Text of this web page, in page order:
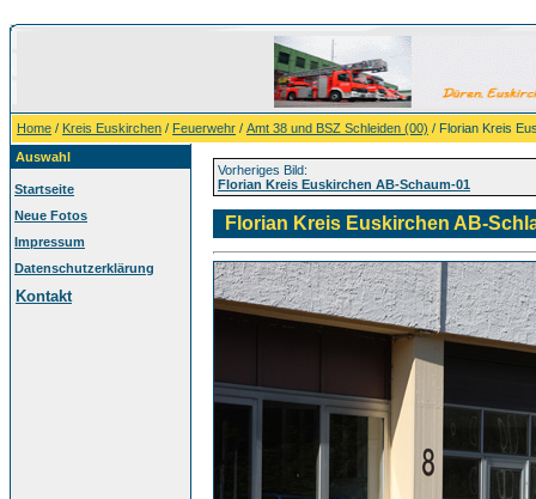
Home / Kreis Euskirchen / Feuerwehr / Amt 38 und BSZ Schleiden (00) / Florian Kreis
Auswahl
Startseite
Neue Fotos
Impressum
Datenschutzerklärung
Kontakt
Vorheriges Bild:
Florian Kreis Euskirchen AB-Schaum-01
Florian Kreis Euskirchen AB-